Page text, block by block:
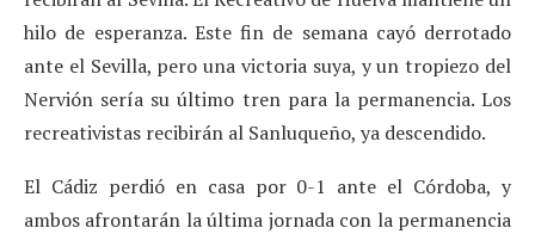
hilo de esperanza. Este fin de semana cayó derrotado
ante el Sevilla, pero una victoria suya, y un tropiezo del
Nervión sería su último tren para la permanencia. Los
recreativistas recibirán al Sanluqueño, ya descendido.
El Cádiz perdió en casa por 0-1 ante el Córdoba, y
ambos afrontarán la última jornada con la permanencia